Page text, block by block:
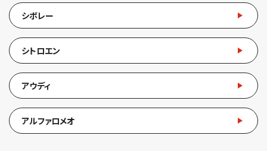
シボレー
シトロエン
アウディ
アルファロメオ